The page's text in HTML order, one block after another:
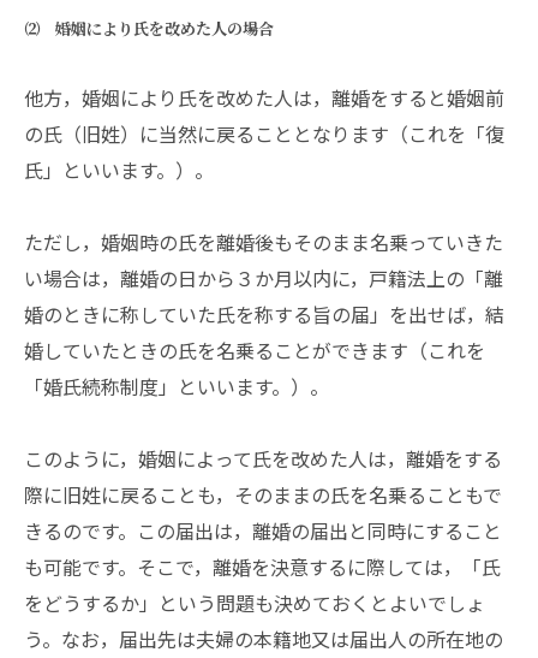
⑵ 婚姻により氏を改めた人の場合
他方，婚姻により氏を改めた人は，離婚をすると婚姻前
の氏（旧姓）に当然に戻ることとなります（これを「復
氏」といいます。）。
ただし，婚姻時の氏を離婚後もそのまま名乗っていきた
い場合は，離婚の日から３か月以内に，戸籍法上の「離
婚のときに称していた氏を称する旨の届」を出せば，結
婚していたときの氏を名乗ることができます（これを
「婚氏続称制度」といいます。）。
このように，婚姻によって氏を改めた人は，離婚をする
際に旧姓に戻ることも，そのままの氏を名乗ることもで
きるのです。この届出は，離婚の届出と同時にすること
も可能です。そこで，離婚を決意するに際しては，「氏
をどうするか」という問題も決めておくとよいでしょ
う。なお，届出先は夫婦の本籍地又は届出人の所在地の